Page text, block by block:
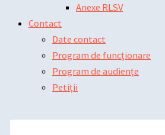
Anexe RLSV
Contact
Date contact
Program de funcționare
Program de audiențe
Petiții